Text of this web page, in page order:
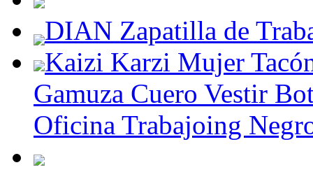
DIAN Zapatilla de
Kaizi Karzi Mujer
Gamuza Cuero Vestir
Oficina Trabajoing